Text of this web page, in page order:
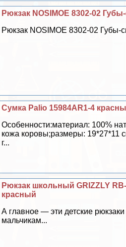
Рюкзак NOSIMOE 8302-02
Рюкзак NOSIMOE 8302-02 Губы-
Сумка Palio 15984AR1-4
Особенности:материал: 100%
кожа коровы;размеры: 19*27*11
г...
Рюкзак школьный GRIZZLY
красный
А главное — эти детские рюкзаки
мальчикам...